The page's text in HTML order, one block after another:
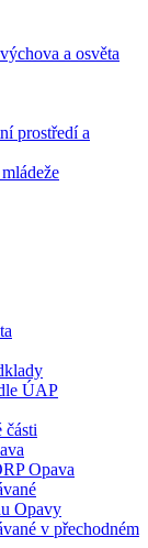
a osvěta
prostředí a
ÚAP
části
Opava
Opavy
v přechodném